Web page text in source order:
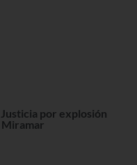
por explosión
Miramar